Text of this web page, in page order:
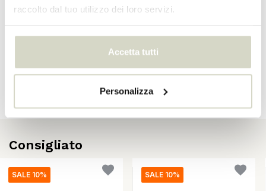
raccolto dal tuo utilizzo dei loro servizi.
Accetta tutti
Personalizza
There are no reviews written yet about this product..
Crea la tua recensione
Consigliato
SALE 10% SALE 10%